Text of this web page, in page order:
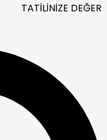
TATİLİNİZE DEĞER